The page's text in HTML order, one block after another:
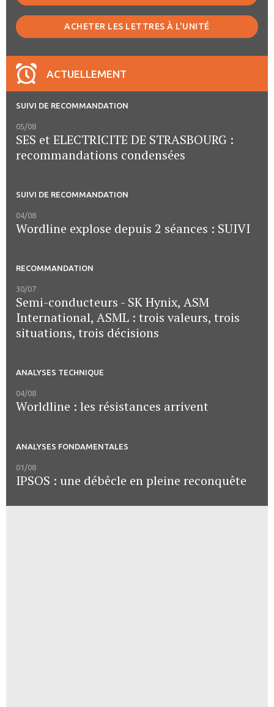
ACHETER LES LETTRES À L'UNITÉ
ACTUELLEMENT
SUIVI DE RECOMMANDATION
05/08
SES et ELECTRICITE DE STRASBOURG :
recommandations condensées
SUIVI DE RECOMMANDATION
04/08
Wordline explose depuis 2 séances : SUIVI
RECOMMANDATION
30/07
Semi-conducteurs - SK Hynix, ASM
International, ASML : trois valeurs, trois
situations, trois décisions
ANALYSES TECHNIQUE
04/08
Worldline : les résistances arrivent
ANALYSES FONDAMENTALES
01/08
IPSOS : une débêcle en pleine reconquête